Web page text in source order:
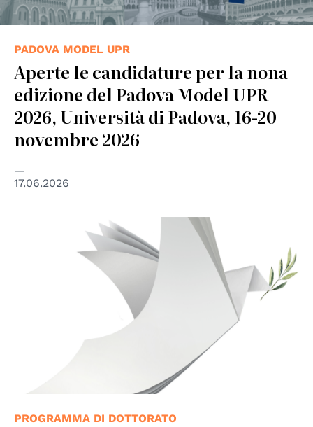
PADOVA MODEL UPR
Aperte le candidature per la nona
edizione del Padova Model UPR
2026, Università di Padova, 16-20
novembre 2026
17.06.2026
PROGRAMMA DI DOTTORATO